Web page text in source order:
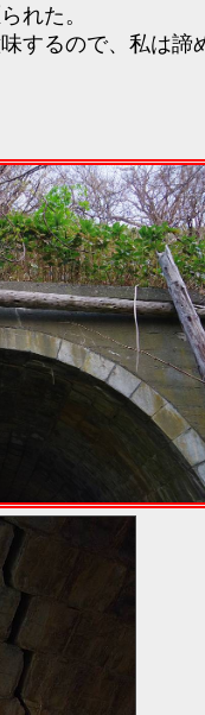
れた。
するので、私は諦